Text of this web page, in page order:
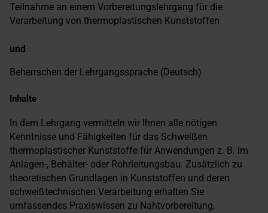
Teilnahme an einem Vorbereitungslehrgang für die
Verarbeitung von thermoplastischen Kunststoffen
und
Beherrschen der Lehrgangssprache (Deutsch)
Inhalte
In dem Lehrgang vermitteln wir Ihnen alle nötigen
Kenntnisse und Fähigkeiten für das Schweißen
thermoplastischer Kunststoffe für Anwendungen z. B. im
Anlagen-, Behälter- oder Rohrleitungsbau. Zusätzlich zu
theoretischen Grundlagen in Kunststoffen und deren
schweißtechnischen Verarbeitung erhalten Sie
umfassendes Praxiswissen zu Nahtvorbereitung,